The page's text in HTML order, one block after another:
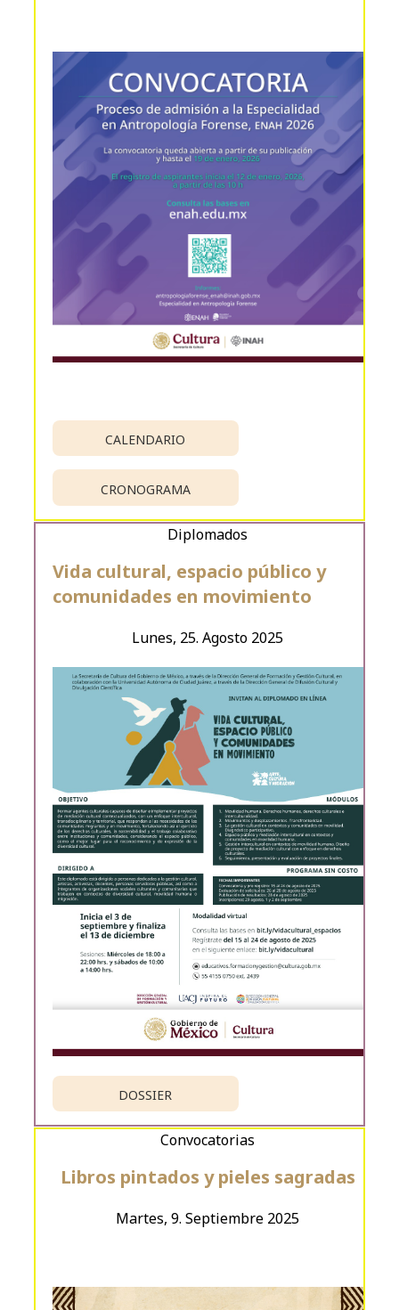
CALENDARIO
CRONOGRAMA
DOSSIER
Lunes, 25. Agosto 2025
Vida cultural, espacio público y
comunidades en movimiento
Diplomados
Martes, 9. Septiembre 2025
Libros pintados y pieles sagradas
Convocatorias